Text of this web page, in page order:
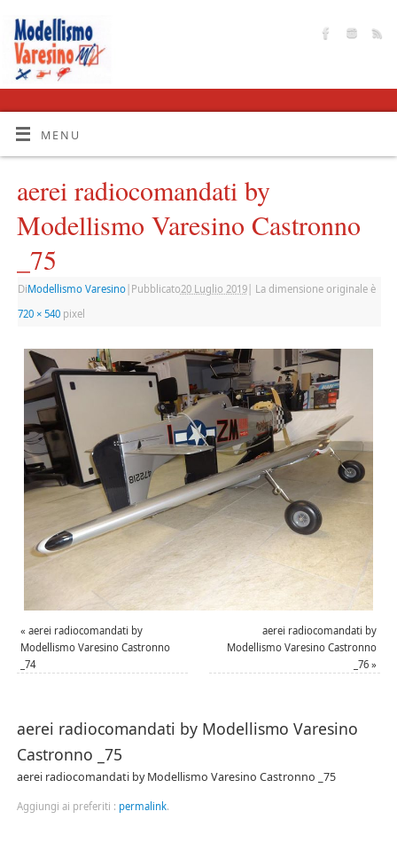
MENU
aerei radiocomandati by
Modellismo Varesino Castronno
_75
DiModellismo Varesino| Pubblicato20 Luglio 2019|
La dimensione originale è
720 × 540pixel
« aerei radiocomandati by
Modellismo Varesino Castronno
_74
aerei radiocomandati by
Modellismo Varesino Castronno
_76 »
aerei radiocomandati by Modellismo Varesino
Castronno _75
aerei radiocomandati by Modellismo Varesino Castronno _75
Aggiungi ai preferiti : permalink.